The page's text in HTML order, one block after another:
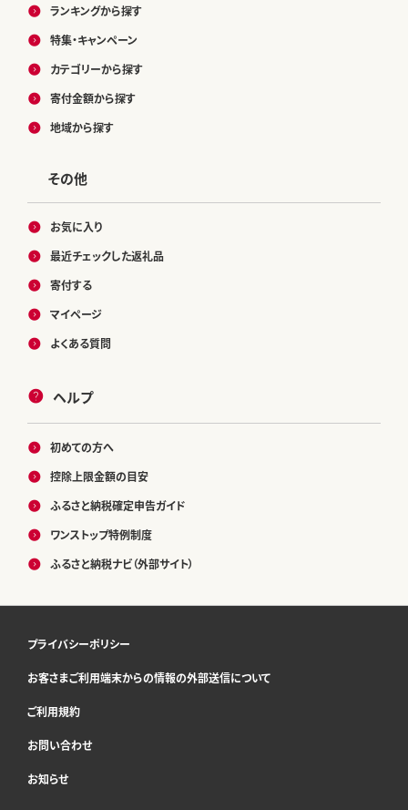
ランキングから探す
特集・キャンペーン
カテゴリーから探す
寄付金額から探す
地域から探す
その他
お気に入り
最近チェックした返礼品
寄付する
マイページ
よくある質問
ヘルプ
初めての方へ
控除上限金額の目安
ふるさと納税確定申告ガイド
ワンストップ特例制度
ふるさと納税ナビ（外部サイト）
プライバシーポリシー
お客さまご利用端末からの情報の外部送信について
ご利用規約
お問い合わせ
お知らせ